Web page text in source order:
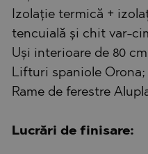
Izolație termică +
tencuială și chit var-
Uși interioare de 80
Lifturi spaniole Orona;
Rame de ferestre
Lucrări de finisare: